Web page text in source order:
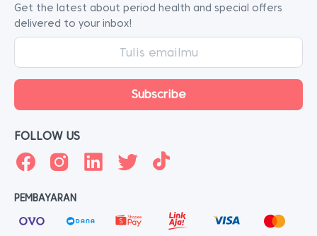
Get the latest about period health and special offers
delivered to your inbox!
FOLLOW US
PEMBAYARAN